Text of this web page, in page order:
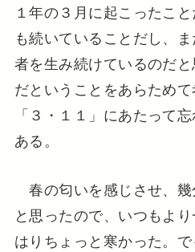
１年の３月に起こったこ
も続いていることだし、
者を生み続けているのだ
だということをあらためて
「３・１１」にあたって
ある。
春の匂いを感じさせ、
と思ったので、いつもよ
はりちょっと寒かった。